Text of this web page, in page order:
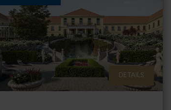
DETAILS